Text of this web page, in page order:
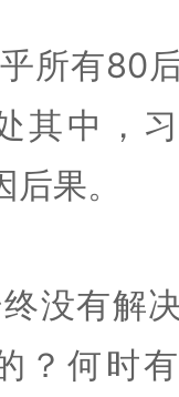
所有80
其中，
果。
没有解
？何时